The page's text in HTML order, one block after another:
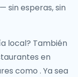
sin esperas, sin
local? También
en
como . Ya sea